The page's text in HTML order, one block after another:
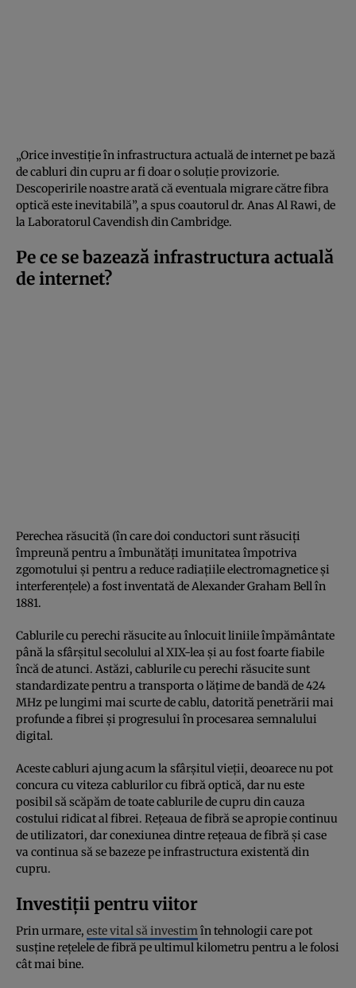
„Orice investiție în infrastructura actuală de internet pe bază
de cabluri din cupru ar fi doar o soluție provizorie.
Descoperirile noastre arată că eventuala migrare către fibra
optică este inevitabilă”, a spus coautorul dr. Anas Al Rawi, de
la Laboratorul Cavendish din Cambridge.
Pe ce se bazează infrastructura actuală
de internet?
Perechea răsucită (în care doi conductori sunt răsuciți
împreună pentru a îmbunătăți imunitatea împotriva
zgomotului și pentru a reduce radiațiile electromagnetice și
interferențele) a fost inventată de Alexander Graham Bell în
1881.
Cablurile cu perechi răsucite au înlocuit liniile împământate
până la sfârșitul secolului al XIX-lea și au fost foarte fiabile
încă de atunci. Astăzi, cablurile cu perechi răsucite sunt
standardizate pentru a transporta o lățime de bandă de 424
MHz pe lungimi mai scurte de cablu, datorită penetrării mai
profunde a fibrei și progresului în procesarea semnalului
digital.
Aceste cabluri ajung acum la sfârșitul vieții, deoarece nu pot
concura cu viteza cablurilor cu fibră optică, dar nu este
posibil să scăpăm de toate cablurile de cupru din cauza
costului ridicat al fibrei. Rețeaua de fibră se apropie continuu
de utilizatori, dar conexiunea dintre rețeaua de fibră și case
va continua să se bazeze pe infrastructura existentă din
cupru.
Investiții pentru viitor
Prin urmare, este vital să investimîn tehnologii care pot
susține rețelele de fibră pe ultimul kilometru pentru a le folosi
cât mai bine.